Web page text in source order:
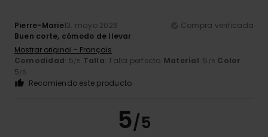
Pierre-Marie13. mayo 2026
Compra verificada
Buen corte, cómodo de llevar
Mostrar original - Français
Comodidad: 5/5 Talla: Talla perfecta Material: 5 /5 Color:
5/5
Recomiendo este producto
5/5